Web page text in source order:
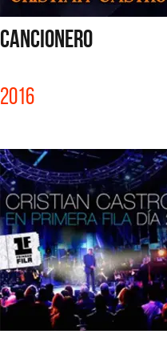
CANCIONERO
2016